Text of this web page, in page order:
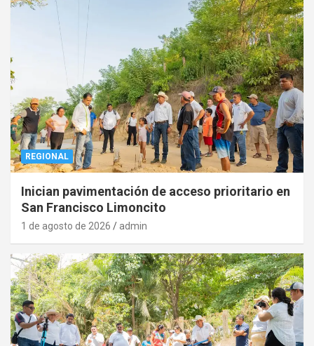
REGIONAL
Inician pavimentación de acceso prioritario en
San Francisco Limoncito
1 de agosto de 2026 admin